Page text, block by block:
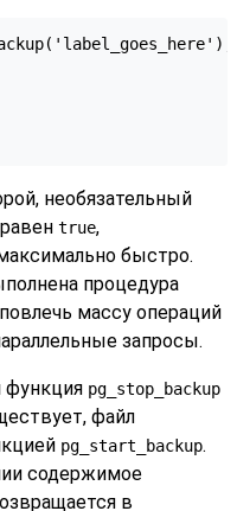
необязательный
true,
быстро.
процедура
массу операций
запросы.
функция pg_stop_backup
файл
pg_start_backup.
содержимое
в